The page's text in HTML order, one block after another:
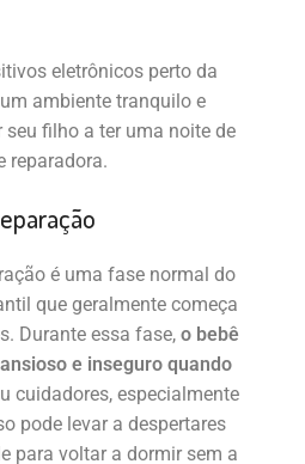
eletrônicos perto da
ambiente tranquilo e
filho a ter uma noite de
reparadora.
é uma fase normal do
que geralmente começa
Durante essa fase, o bebê
e inseguro quando
cuidadores, especialmente
pode levar a despertares
para voltar a dormir sem a